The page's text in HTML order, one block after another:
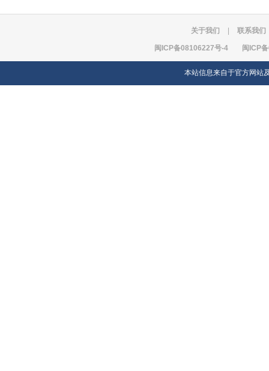
关于我们 联系我们
闽ICP备08106227号-4 闽ICP
本站信息来自于官方网站